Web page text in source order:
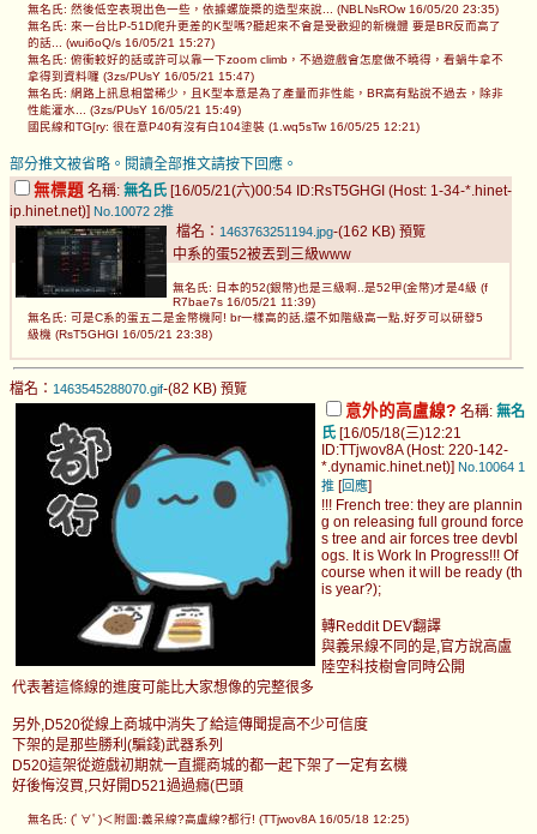
無名氏: 然後低空表現出色一些，依據螺旋槳的造型來說... (NBLNsROw 16/05/20 23:35)
無名氏: 來一台比P-51D爬升更差的K型嗎?聽起來不會是受歡迎的新機體 要是BR反而高了
的話... (wui6oQ/s 16/05/21 15:27)
無名氏: 俯衝較好的話或許可以靠一下zoom climb，不過遊戲會怎麼做不曉得，看蝸牛拿不
拿得到資料囉 (3zs/PUsY 16/05/21 15:47)
無名氏: 網路上訊息相當稀少，且K型本意是為了產量而非性能，BR高有點說不過去，除非
性能灌水... (3zs/PUsY 16/05/21 15:49)
國民線和TG[ry: 很在意P40有沒有白104塗裝 (1.wq5sTw 16/05/25 12:21)
部分推文被省略。閱讀全部推文請按下回應。
無標題 名稱: 無名氏 [16/05/21(六)00:54 ID:RsT5GHGI (Host: 1-34-*.hinet-
ip.hinet.net)] No.10072 2推
檔名： 1463763251194.jpg-(162 KB) 預覽
中系的蛋52被丟到三級www
無名氏: 日本的52(銀幣)也是三級啊..是52甲(金幣)才是4級 (f
R7bae7s 16/05/21 11:39)
無名氏: 可是C系的蛋五二是金幣機阿! br一樣高的話,還不如階級高一點,好歹可以研發5
級機 (RsT5GHGI 16/05/21 23:38)
檔名： 1463545288070.gif-(82 KB) 預覽
意外的高盧線? 名稱: 無名
氏 [16/05/18(三)12:21
ID:TTjwov8A (Host: 220-142-
*.dynamic.hinet.net)] No.10064 1
推 [回應]
!!! French tree: they are plannin
g on releasing full ground force
s tree and air forces tree devbl
ogs. It is Work In Progress!!! Of
course when it will be ready (th
is year?);
轉Reddit DEV翻譯
與義呆線不同的是,官方說高盧
陸空科技樹會同時公開
代表著這條線的進度可能比大家想像的完整很多
另外,D520從線上商城中消失了給這傳聞提高不少可信度
下架的是那些勝利(騙錢)武器系列
D520這架從遊戲初期就一直擺商城的都一起下架了一定有玄機
好後悔沒買,只好開D521過過癮(巴頭
無名氏: (ﾟ∀ﾟ)＜附圖:義呆線?高盧線?都行! (TTjwov8A 16/05/18 12:25)